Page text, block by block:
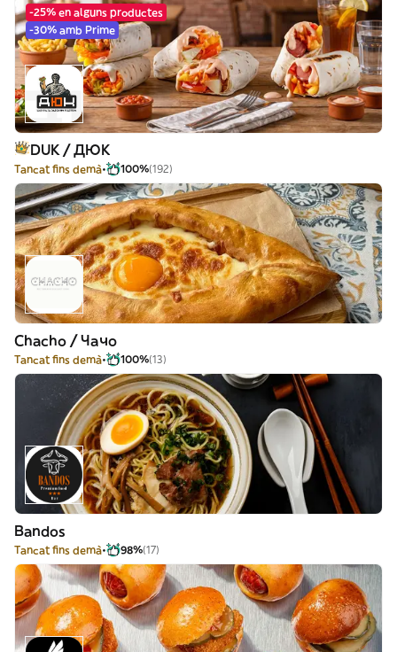
-25% en alguns productes
-30% amb Prime
DUK / ДЮК
Tancat fins demà 100%(192)
Chacho / Чачо
Tancat fins demà 100%(13)
Bandos
Tancat fins demà 98%(17)